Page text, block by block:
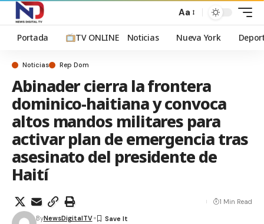
Aa
Portada TV ONLINE Noticias Nueva York
Noticias Rep Dom
Abinader cierra la frontera
dominico-haitiana y convoca
altos mandos militares para
activar plan de emergencia tras
asesinato del presidente de
Haití
ByNewsDigitalTV
1 Min Read